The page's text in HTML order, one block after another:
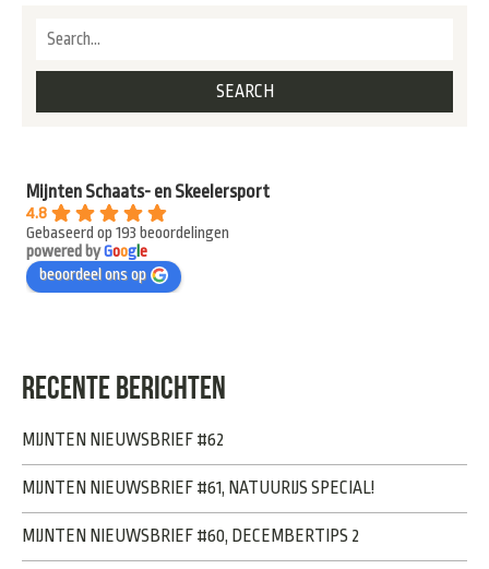
Mijnten Schaats- en Skeelersport
4.8
Gebaseerd op 193 beoordelingen
powered byGooge
beoordeel ons op
RECENTE BERICHTEN
MIJNTEN NIEUWSBRIEF #62
MIJNTEN NIEUWSBRIEF #61, NATUURIJS SPECIAL!
MIJNTEN NIEUWSBRIEF #60, DECEMBERTIPS 2